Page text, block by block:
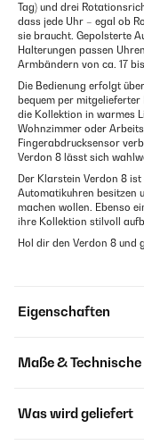
Tag) und drei
dass jede Uhr – egal ob
sie braucht. Gepolsterte
Halterungen passen
Armbändern von ca. 17
Die Bedienung erfolgt
bequem per
die Kollektion in warmes
Wohnzimmer oder
Fingerabdrucksensor
Verdon 8 lässt sich
Der Klarstein Verdon 8
Automatikuhren besitzen
machen wollen. Ebenso
ihre Kollektion stilvoll
Hol dir den Verdon 8 und
Eigenschaften
Maße &
Was wird geliefert